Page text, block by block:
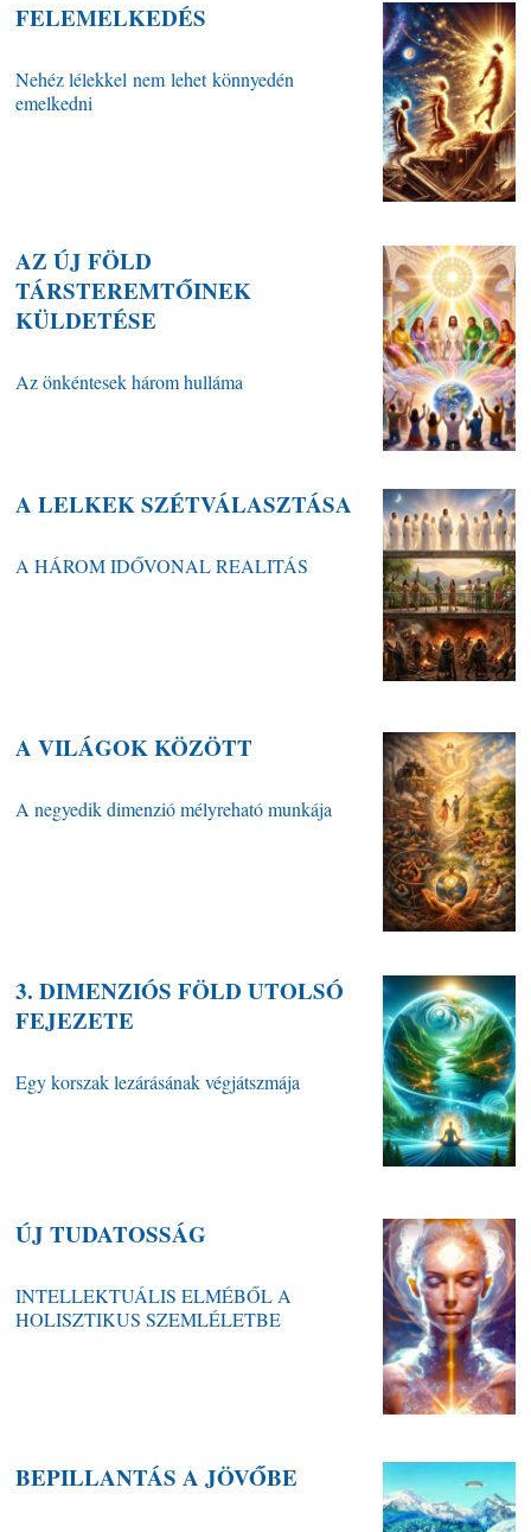
FELEMELKEDÉS
Nehéz lélekkel nem lehet könnyedén
emelkedni
AZ ÚJ FÖLD
TÁRSTEREMTŐINEK
KÜLDETÉSE
Az önkéntesek három hulláma
A LELKEK SZÉTVÁLASZTÁSA
A HÁROM IDŐVONAL REALITÁS
A VILÁGOK KÖZÖTT
A negyedik dimenzió mélyreható munkája
3. DIMENZIÓS FÖLD UTOLSÓ
FEJEZETE
Egy korszak lezárásának végjátszmája
ÚJ TUDATOSSÁG
INTELLEKTUÁLIS ELMÉBŐL A
HOLISZTIKUS SZEMLÉLETBE
BEPILLANTÁS A JÖVŐBE